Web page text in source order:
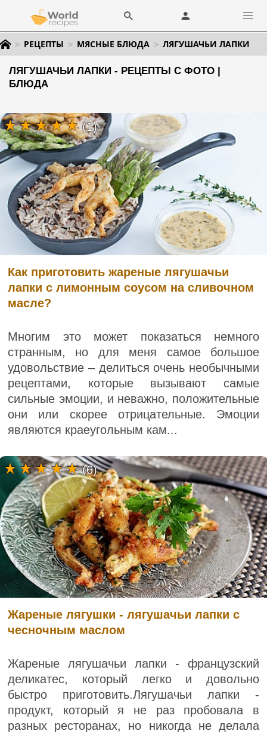
РЕЦЕПТЫ МЯСНЫЕ БЛЮДА ЛЯГУШАЧЬИ ЛАПКИ
ЛЯГУШАЧЬИ ЛАПКИ - РЕЦЕПТЫ С ФОТО |
БЛЮДА
Как приготовить жареные лягушачьи
лапки с лимонным соусом на сливочном
масле?
Многим это может показаться немного
странным, но для меня самое большое
удовольствие – делиться очень необычными
рецептами, которые вызывают самые
сильные эмоции, и неважно, положительные
они или скорее отрицательные. Эмоции
являются краеугольным кам...
(1)
Жареные лягушки - лягушачьи лапки с
чесночным маслом
Жареные лягушачьи лапки - французский
деликатес, который легко и довольно
быстро приготовить.Лягушачьи лапки -
продукт, который я не раз пробовала в
разных ресторанах, но никогда не делала
(6)